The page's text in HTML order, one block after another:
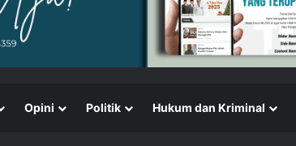
Opini Politik Hukum dan Kriminal